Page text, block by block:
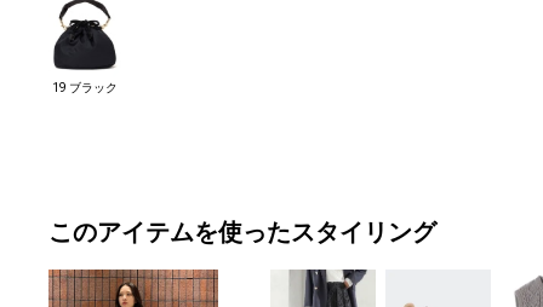
19 ブラック
このアイテムを使ったスタイリング